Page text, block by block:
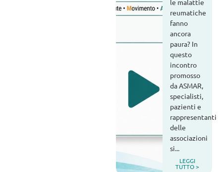
le malattie
reumatiche
fanno
ancora
paura? In
questo
incontro
promosso
da ASMAR,
specialisti,
pazienti e
rappresentanti
delle
associazioni
si...
LEGGI
TUTTO >